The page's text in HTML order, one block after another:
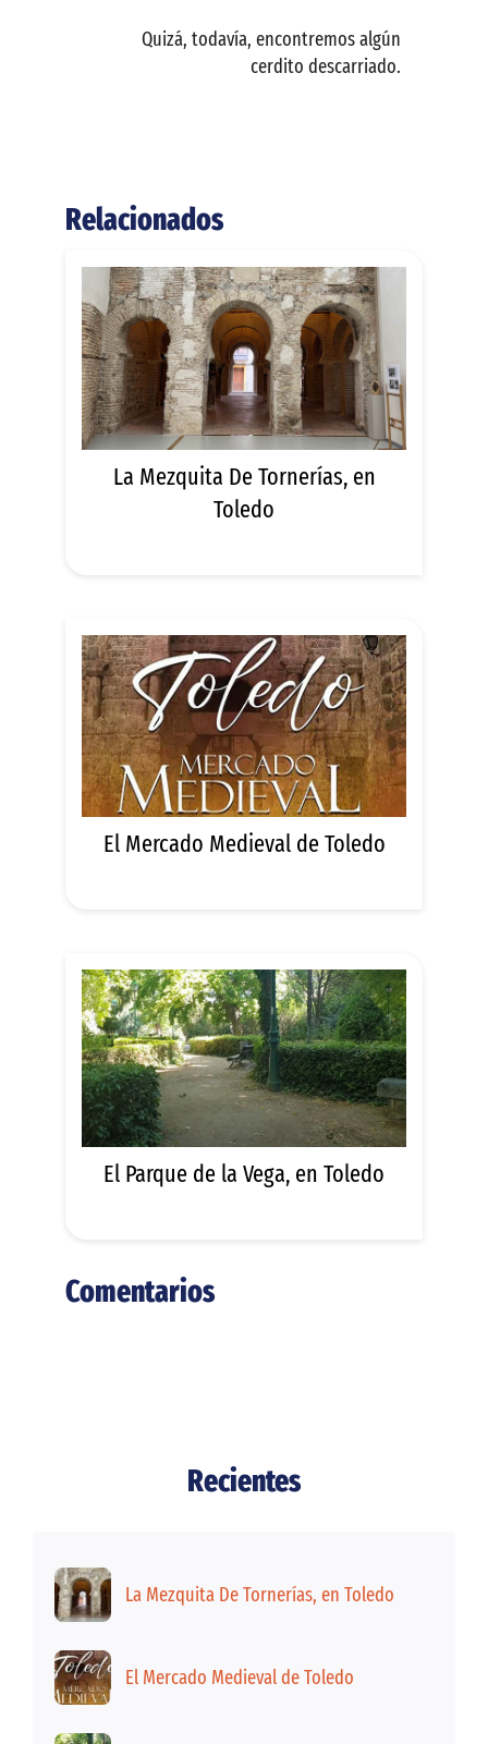
Quizá, todavía, encontremos algún
cerdito descarriado.
Relacionados
La Mezquita De Tornerías, en
Toledo
El Mercado Medieval de Toledo
El Parque de la Vega, en Toledo
Comentarios
Recientes
La Mezquita De Tornerías, en Toledo
El Mercado Medieval de Toledo